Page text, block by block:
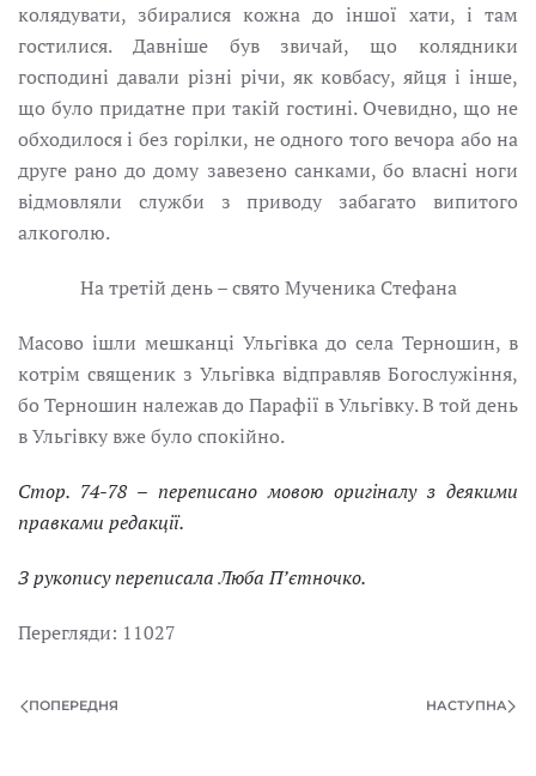
колядувати, збиралися кожна до іншої хати, і там
гостилися. Давніше був звичай, що колядники
господині давали різні річи, як ковбасу, яйця і інше,
що було придатне при такій гостині. Очевидно, що не
обходилося і без горілки, не одного того вечора або на
друге рано до дому завезено санками, бо власні ноги
відмовляли служби з приводу забагато випитого
алкоголю.
На третій день – свято Мученика Стефана
Масово ішли мешканці Ульгівка до села Терношин, в
котрім священик з Ульгівка відправляв Богослужіння,
бо Терношин належав до Парафії в Ульгівку. В той день
в Ульгівку вже було спокійно.
Стор. 74-78 – переписано мовою оригіналу з деякими
правками редакції.
З рукопису переписала Люба П’єтночко.
Перегляди: 11027
ПОПЕРЕДНЯ НАСТУПНА